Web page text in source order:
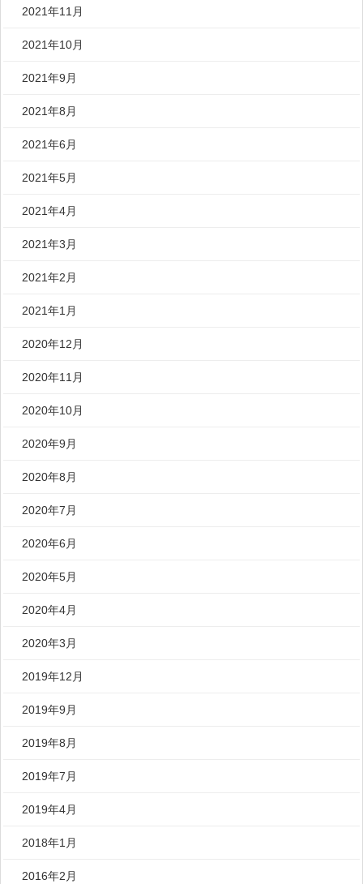
2021年11月
2021年10月
2021年9月
2021年8月
2021年6月
2021年5月
2021年4月
2021年3月
2021年2月
2021年1月
2020年12月
2020年11月
2020年10月
2020年9月
2020年8月
2020年7月
2020年6月
2020年5月
2020年4月
2020年3月
2019年12月
2019年9月
2019年8月
2019年7月
2019年4月
2018年1月
2016年2月